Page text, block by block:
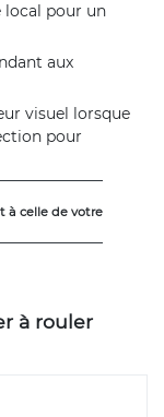
local pour un
aux
visuel lorsque
pour
à celle de votre
à rouler